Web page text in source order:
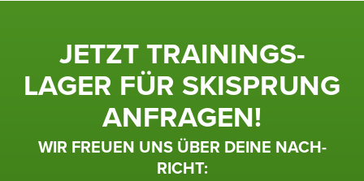
JETZT TRAI­NINGS­
LAGER FÜR SKISPRUNG
ANFRAGEN!
WIR FREUEN UNS ÜBER DEINE NACH­
RICHT: